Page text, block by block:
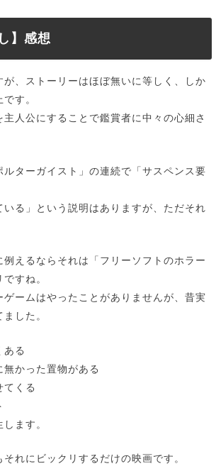
】感想
が、ストーリーはほぼ無いに等しく、しか
す。
主人公にすることで鑑賞者に中々の心細さ
ターガイスト」の連続で「サスペンス要
いる」という説明はありますが、ただそれ
例えるならそれは「フリーソフトのホラー
すね。
ームはやったことがありませんが、昔実
した。
ある
無かった置物がある
てくる
ます。
れにビックリするだけの映画です。